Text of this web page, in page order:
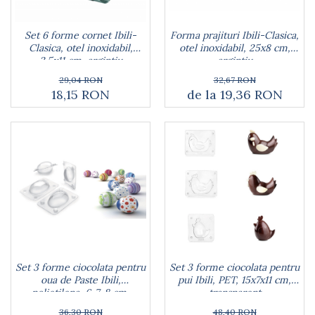
Naproane si capace acoperire
Oliviere si solnite
Platouri servire
Tavi servire
Seturi servire tapas
Sosiere
Caserole
Cutii Alimentare
Cutii pentru paine
Obiecte mobilier
Odorizante
Odorizante camera
Seturi desen
Set 6 forme cornet Ibili-
Clasica, otel inoxidabil,
3.5x11 cm, argintiu
29,04 RON
18,15 RON
Forma prajituri Ibili-Clasica,
otel inoxidabil, 25x8 cm,
argintiu
32,67 RON
de la 19,36 RON
Set 3 forme ciocolata pentru
oua de Paste Ibili,
polietilena, 6-7-8 cm,
36,30 RON
Set 3 forme ciocolata pentru
pui Ibili, PET, 15x7x11 cm,
transparent
48,40 RON